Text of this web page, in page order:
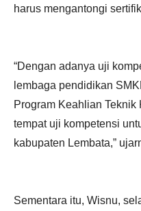
harus mengantongi
“Dengan adanya uji
lembaga pendidikan
Program Keahlian
tempat uji kompetensi
kabupaten Lembata,”
Sementara itu, Wisnu,